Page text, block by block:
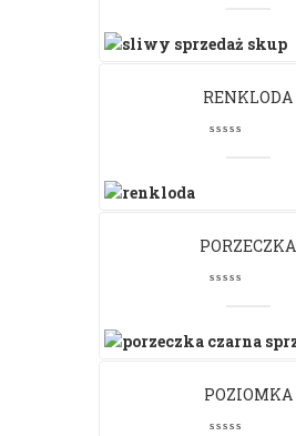
RENKLODA
PORZECZKA
POZIOMKA